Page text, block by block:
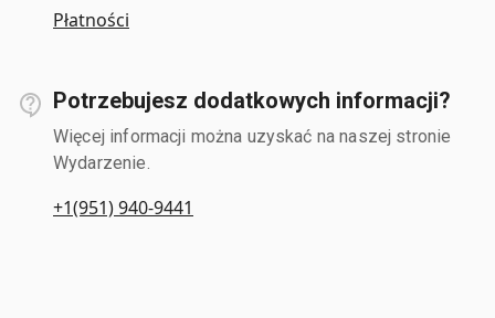
Płatności
Potrzebujesz dodatkowych informacji?
Więcej informacji można uzyskać na naszej stronie
Wydarzenie.
+1(951) 940-9441